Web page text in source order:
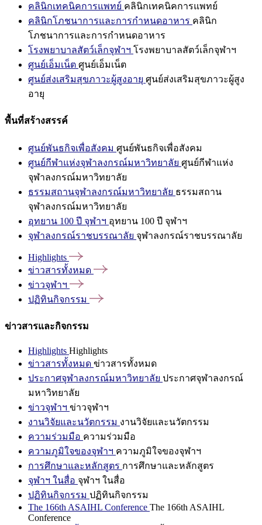
คลินิกเทคนิคการแพทย์ คลินิกเทคนิคการแพทย์
คลินิกโภชนาการและการกำหนดอาหาร คลินิก
โภชนาการและการกำหนดอาหาร
โรงพยาบาลสัตว์เล็กจุฬาฯ โรงพยาบาลสัตว์เล็กจุฬาฯ
ศูนย์เอ็มเน็ต ศูนย์เอ็มเน็ต
ศูนย์ส่งเสริมสุขภาวะผู้สูงอายุ ศูนย์ส่งเสริมสุขภาวะผู้สูง
อายุ
พื้นที่สร้างสรรค์
ศูนย์พันธกิจเพื่อสังคม ศูนย์พันธกิจเพื่อสังคม
ศูนย์กีฬาแห่งจุฬาลงกรณ์มหาวิทยาลัย ศูนย์กีฬาแห่ง
จุฬาลงกรณ์มหาวิทยาลัย
ธรรมสถานจุฬาลงกรณ์มหาวิทยาลัย ธรรมสถาน
จุฬาลงกรณ์มหาวิทยาลัย
อุทยาน 100 ปี จุฬาฯ อุทยาน 100 ปี จุฬาฯ
จุฬาลงกรณ์ราชบรรณาลัย จุฬาลงกรณ์ราชบรรณาลัย
Highlights
ข่าวสารทั้งหมด
ข่าวจุฬาฯ
ปฏิทินกิจกรรม
ข่าวสารและกิจกรรม
Highlights Highlights
ข่าวสารทั้งหมด ข่าวสารทั้งหมด
ประกาศจุฬาลงกรณ์มหาวิทยาลัย ประกาศจุฬาลงกรณ์
มหาวิทยาลัย
ข่าวจุฬาฯ ข่าวจุฬาฯ
งานวิจัยและนวัตกรรม งานวิจัยและนวัตกรรม
ความร่วมมือ ความร่วมมือ
ความภูมิใจของจุฬาฯ ความภูมิใจของจุฬาฯ
การศึกษาและหลักสูตร การศึกษาและหลักสูตร
จุฬาฯ ในสื่อ จุฬาฯ ในสื่อ
ปฏิทินกิจกรรม ปฏิทินกิจกรรม
The 166th ASAIHL Conference The 166th ASAIHL
Conference